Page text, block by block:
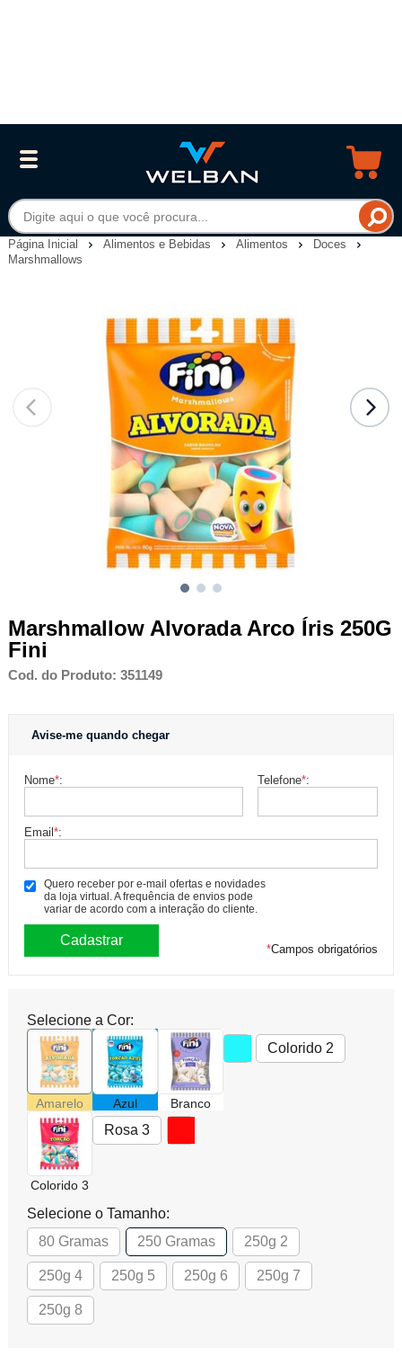
Página Inicial Alimentos e Bebidas Alimentos
Doces
Marshmallows
Marshmallow Alvorada Arco Íris 250G
Fini
Cod. do Produto: 351149
Avise-me quando chegar
Nome*: Telefone*:
Email*:
Quero receber por e-mail ofertas e novidades
da loja virtual. A frequência de envios pode
variar de acordo com a interação do cliente.
*Campos obrigatórios
Selecione a Cor:
Amarelo Azul Branco
Colorido 2
Colorido 3
Rosa 3
Selecione o Tamanho:
80 Gramas
250 Gramas 250g 2
250g 4 250g 5 250g 6 250g 7
250g 8